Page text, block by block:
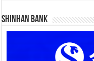
SHINHAN BANK